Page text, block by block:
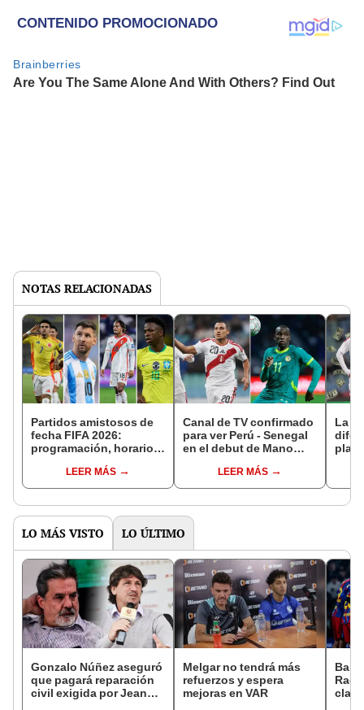
NOTAS RELACIONADAS
Partidos amistosos de
fecha FIFA 2026:
programación, horarios
cotejosLEER MÁS
Canal de TV confirmado
para ver Perú - Senegal
en el debut de Mano
selección peruana
LEER MÁS
La
LO MÁS VISTO LO ÚLTIMO
Gonzalo Núñez aseguró
que pagará reparación
civil exigida por Jean
Melgar no tendrá más
refuerzos y espera
mejoras en VAR